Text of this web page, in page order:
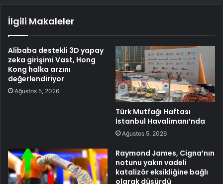
İlgili Makaleler
Alibaba destekli 3D yapay
zeka girişimi Vast, Hong
Kong halka arzını
değerlendiriyor
Ağustos 5, 2026
Türk Mutfağı Haftası
İstanbul Havalimanı’nda
Ağustos 5, 2026
Raymond James, Cigna’nın
notunu yakın vadeli
katalizör eksikliğine bağlı
olarak düşürdü